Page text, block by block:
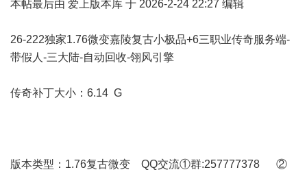
本帖最后由 爱上版本库 于 2026-2-24 22:27 编辑
26-222独家1.76微变嘉陵复古小极品+6三职业传奇服务端-
带假人-三大陆-自动回收-翎风引擎
传奇补丁大小：6.14 G
版本类型：1.76复古微变 QQ交流①群:257777378 ②